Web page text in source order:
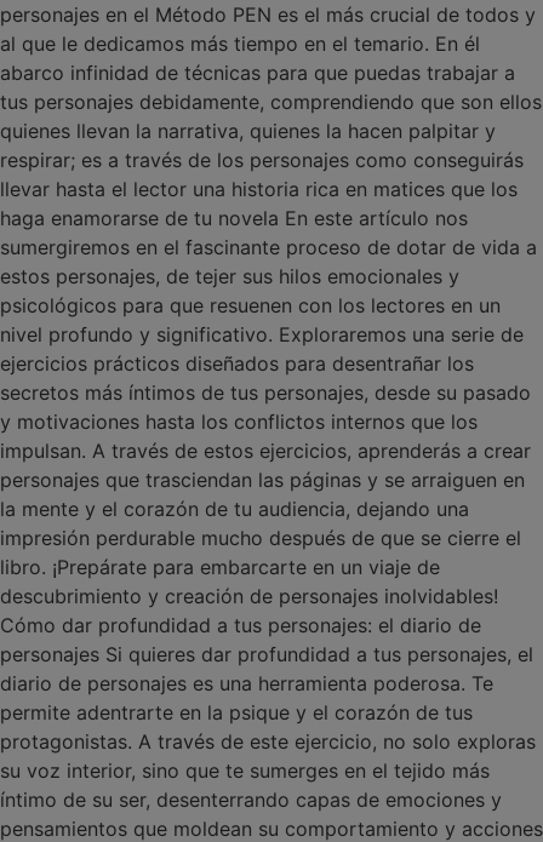
personajes en el Método PEN es el más crucial de todos y
al que le dedicamos más tiempo en el temario. En él
abarco infinidad de técnicas para que puedas trabajar a
tus personajes debidamente, comprendiendo que son ellos
quienes llevan la narrativa, quienes la hacen palpitar y
respirar; es a través de los personajes como conseguirás
llevar hasta el lector una historia rica en matices que los
haga enamorarse de tu novela En este artículo nos
sumergiremos en el fascinante proceso de dotar de vida a
estos personajes, de tejer sus hilos emocionales y
psicológicos para que resuenen con los lectores en un
nivel profundo y significativo. Exploraremos una serie de
ejercicios prácticos diseñados para desentrañar los
secretos más íntimos de tus personajes, desde su pasado
y motivaciones hasta los conflictos internos que los
impulsan. A través de estos ejercicios, aprenderás a crear
personajes que trasciendan las páginas y se arraiguen en
la mente y el corazón de tu audiencia, dejando una
impresión perdurable mucho después de que se cierre el
libro. ¡Prepárate para embarcarte en un viaje de
descubrimiento y creación de personajes inolvidables!
Cómo dar profundidad a tus personajes: el diario de
personajes Si quieres dar profundidad a tus personajes, el
diario de personajes es una herramienta poderosa. Te
permite adentrarte en la psique y el corazón de tus
protagonistas. A través de este ejercicio, no solo exploras
su voz interior, sino que te sumerges en el tejido más
íntimo de su ser, desenterrando capas de emociones y
pensamientos que moldean su comportamiento y acciones